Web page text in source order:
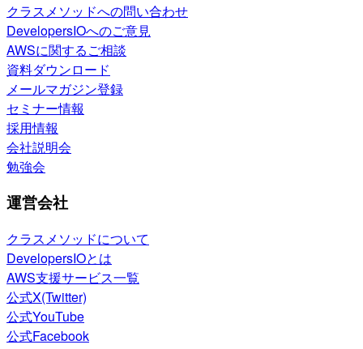
クラスメソッドへの問い合わせ
DevelopersIOへのご意見
AWSに関するご相談
資料ダウンロード
メールマガジン登録
セミナー情報
採用情報
会社説明会
勉強会
運営会社
クラスメソッドについて
DevelopersIOとは
AWS支援サービス一覧
公式X(Twitter)
公式YouTube
公式Facebook